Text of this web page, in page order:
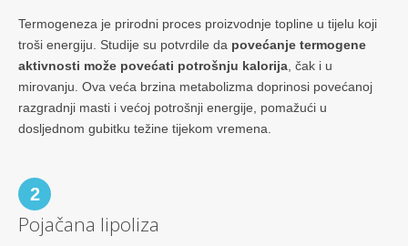
Termogeneza je prirodni proces proizvodnje topline u tijelu koji
troši energiju. Studije su potvrdile da povećanje termogene
aktivnosti može povećati potrošnju kalorija, čak i u
mirovanju. Ova veća brzina metabolizma doprinosi povećanoj
razgradnji masti i većoj potrošnji energije, pomažući u
dosljednom gubitku težine tijekom vremena.
2
Pojačana lipoliza